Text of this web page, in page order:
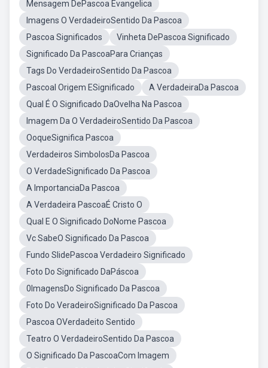
Mensagem DePascoa Evangelica
Imagens O VerdadeiroSentido Da Pascoa
Pascoa Significados
Vinheta DePascoa Significado
Significado Da PascoaPara Crianças
Tags Do VerdadeiroSentido Da Pascoa
Pascoal Origem ESignificado
A VerdadeiraDa Pascoa
Qual É O Significado DaOvelha Na Pascoa
Imagem Da O VerdadeiroSentido Da Pascoa
OoqueSignifica Pascoa
Verdadeiros SimbolosDa Pascoa
O VerdadeSignificado Da Pascoa
A ImportanciaDa Pascoa
A Verdadeira PascoaÉ Cristo O
Qual E O Significado DoNome Pascoa
Vc SabeO Significado Da Pascoa
Fundo SlidePascoa Verdadeiro Significado
Foto Do Significado DaPáscoa
0ImagensDo Significado Da Pascoa
Foto Do VeradeiroSignificado Da Pascoa
Pascoa OVerdadeito Sentido
Teatro O VerdadeiroSentido Da Pascoa
O Significado Da PascoaCom Imagem